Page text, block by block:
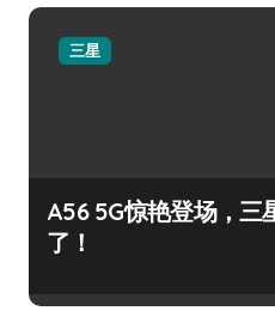
三星
A56 5G惊艳登场，三
了！